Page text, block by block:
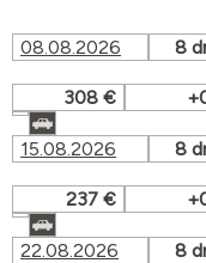
08.08.2026 8
308 €
15.08.2026 8
237 €
22.08.2026 8